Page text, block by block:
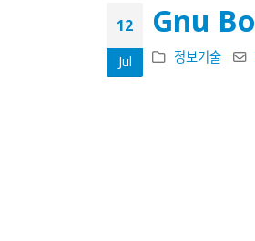
12
Jul
Gnu
정보기술